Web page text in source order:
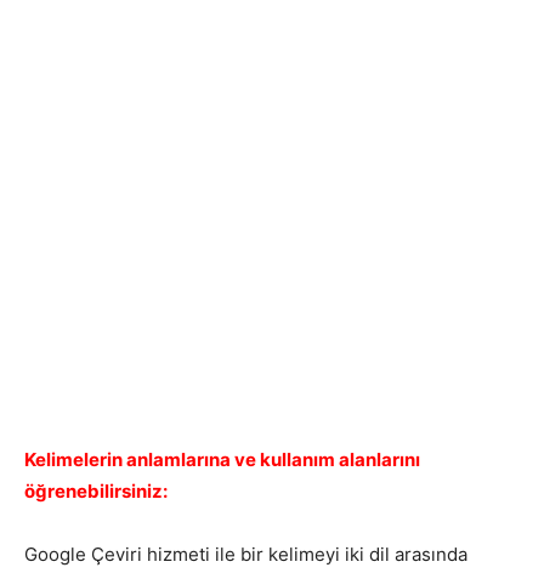
Kelimelerin anlamlarına ve kullanım alanlarını
öğrenebilirsiniz:
Google Çeviri hizmeti ile bir kelimeyi iki dil arasında